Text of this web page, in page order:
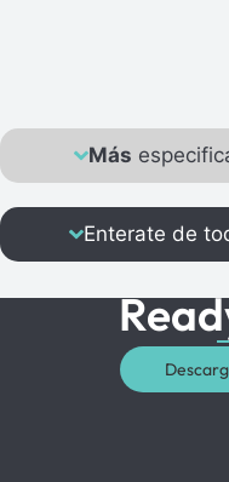
Más
Enterate de